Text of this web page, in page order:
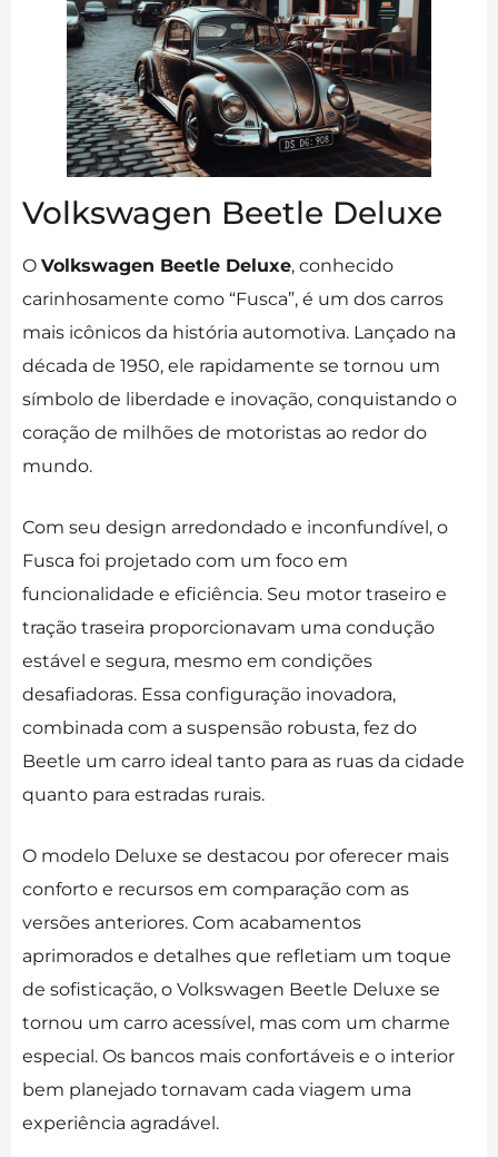
Volkswagen Beetle Deluxe
O Volkswagen Beetle Deluxe, conhecido
carinhosamente como “Fusca”, é um dos carros
mais icônicos da história automotiva. Lançado na
década de 1950, ele rapidamente se tornou um
símbolo de liberdade e inovação, conquistando o
coração de milhões de motoristas ao redor do
mundo.
Com seu design arredondado e inconfundível, o
Fusca foi projetado com um foco em
funcionalidade e eficiência. Seu motor traseiro e
tração traseira proporcionavam uma condução
estável e segura, mesmo em condições
desafiadoras. Essa configuração inovadora,
combinada com a suspensão robusta, fez do
Beetle um carro ideal tanto para as ruas da cidade
quanto para estradas rurais.
O modelo Deluxe se destacou por oferecer mais
conforto e recursos em comparação com as
versões anteriores. Com acabamentos
aprimorados e detalhes que refletiam um toque
de sofisticação, o Volkswagen Beetle Deluxe se
tornou um carro acessível, mas com um charme
especial. Os bancos mais confortáveis e o interior
bem planejado tornavam cada viagem uma
experiência agradável.